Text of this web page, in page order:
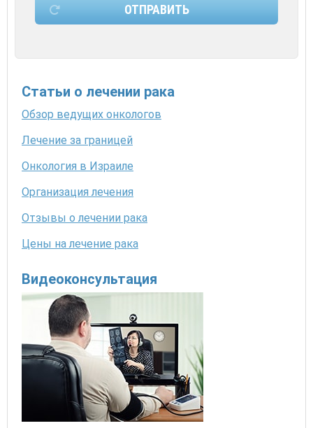
Статьи о лечении рака
Обзор ведущих онкологов
Лечение за границей
Онкология в Израиле
Организация лечения
Отзывы о лечении рака
Цены на лечение рака
Видеоконсультация